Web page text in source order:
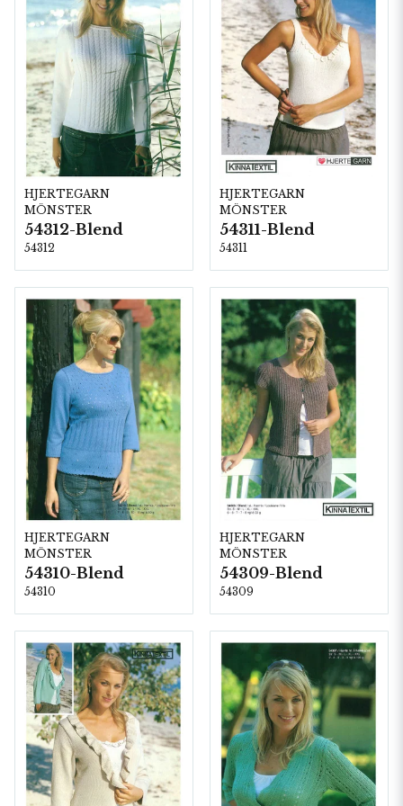
HJERTEGARN
MÖNSTER
54312-Blend
54312
HJERTEGARN
MÖNSTER
54311-Blend
54311
HJERTEGARN
MÖNSTER
54310-Blend
54310
HJERTEGARN
MÖNSTER
54309-Blend
54309